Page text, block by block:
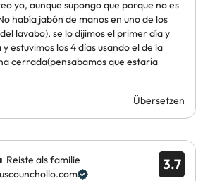
yo, aunque supongo que porque no es
había jabón de manos en uno de los
lavabo), se lo dijimos el primer día y
estuvimos los 4 días usando el de la
cerrada(pensabamos que estaría
Übersetzen
3.7
Reiste als familie